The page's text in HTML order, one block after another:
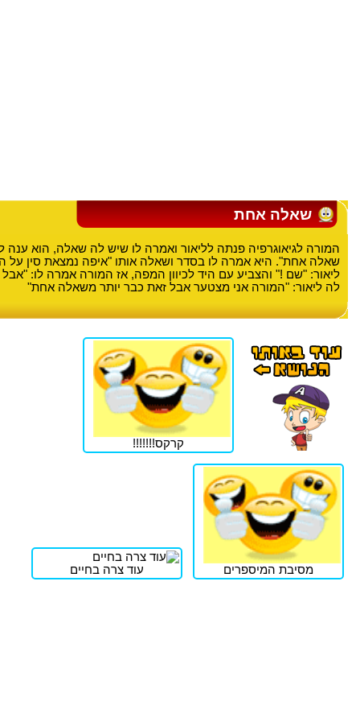
שאלה אחת
המורה לגיאוגרפיה פנתה לליאור ואמרה לו שיש לה שאלה, הוא
שאלה אחת". היא אמרה לו בסדר ושאלה אותו "איפה נמצאת סין על
ליאור: "שם !" והצביע עם היד לכיוון המפה, אז המורה אמרה לו:
לה ליאור: "המורה אני מצטער אבל זאת כבר יותר משאלה אחת"
קרקס!!!!!!!
מסיבת המיספרים עוד צרה בחיים